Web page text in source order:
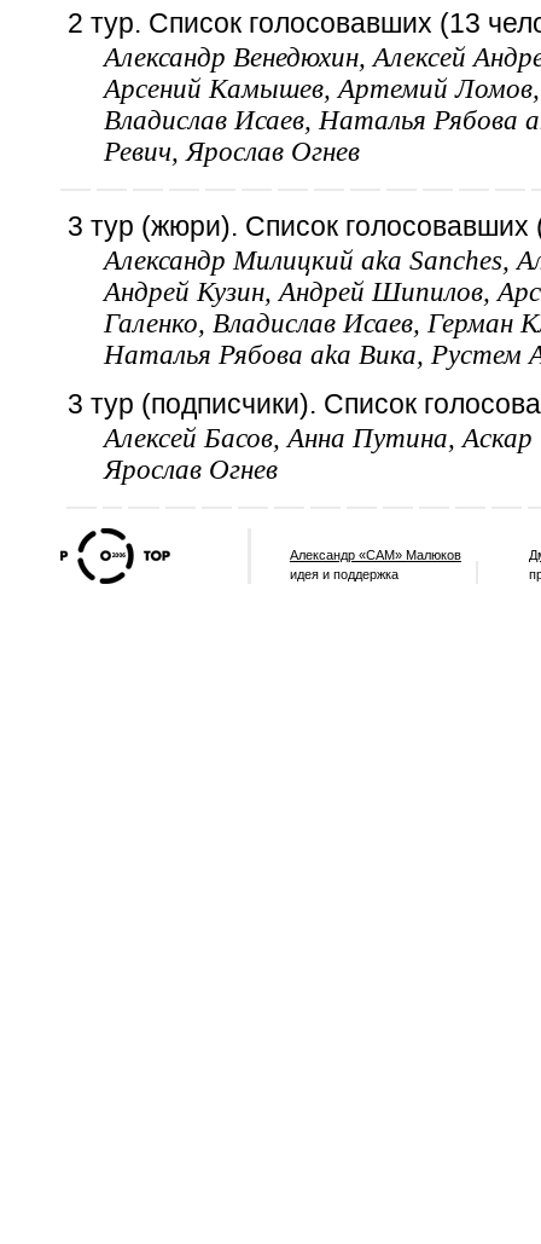
2 тур. Список голосовавших (13
Александр Венедюхин, Алексей
Арсений Камышев, Артемий Ломов,
Владислав Исаев, Наталья
Ревич, Ярослав Огнев
3 тур (жюри). Список голосовавших
Александр Милицкий aka Sanches,
Андрей Кузин, Андрей Шипилов,
Галенко, Владислав Исаев,
Наталья Рябова aka Вика, Рустем
3 тур (подписчики). Список
Алексей Басов, Анна Путина,
Ярослав Огнев
Александр «САМ» Малюков
идея и поддержка